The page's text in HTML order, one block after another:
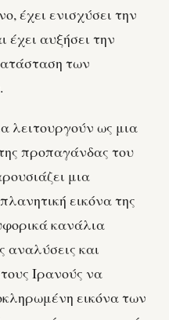
έχει ενισχύσει την
έχει αυξήσει την
των
λειτουργούν ως μια
προπαγάνδας του
μια
εικόνα της
κανάλια
αναλύσεις και
Ιρανούς να
εικόνα των